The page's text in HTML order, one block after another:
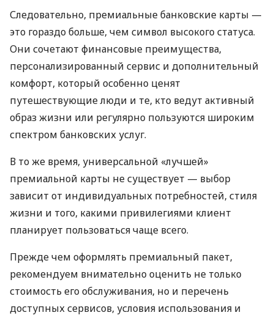
Следовательно, премиальные банковские карты —
это гораздо больше, чем символ высокого статуса.
Они сочетают финансовые преимущества,
персонализированный сервис и дополнительный
комфорт, который особенно ценят
путешествующие люди и те, кто ведут активный
образ жизни или регулярно пользуются широким
спектром банковских услуг.
В то же время, универсальной «лучшей»
премиальной карты не существует — выбор
зависит от индивидуальных потребностей, стиля
жизни и того, какими привилегиями клиент
планирует пользоваться чаще всего.
Прежде чем оформлять премиальный пакет,
рекомендуем внимательно оценить не только
стоимость его обслуживания, но и перечень
доступных сервисов, условия использования и